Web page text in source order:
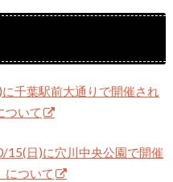
千葉駅前大通りで開催され
ついて
15(日)に穴川中央公園で開催
について